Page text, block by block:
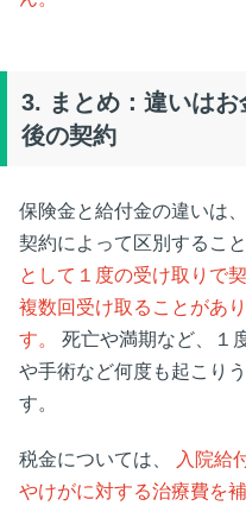
3. まとめ：違いは
後の契約
保険金と給付金の違いは
契約によって区別するこ
として１度の受け取りで
複数回受け取ることがあ
す。 死亡や満期など、１
や手術など何度も起こり
す。
税金については、
入院給
やけがに対する治療費を